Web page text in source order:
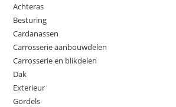
Achteras
Besturing
Cardanassen
Carrosserie aanbouwdelen
Carrosserie en blikdelen
Dak
Exterieur
Gordels